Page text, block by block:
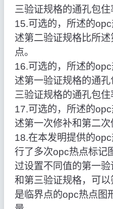
三验证规格的通孔包住
15.可选的，所述的
述第二验证规格比所
点。
16.可选的，所述的
述第一验证规格的通
三验证规格的通孔包住
17.可选的，所述的
述第一次修补和第二次
18.在本发明提供的
行了多次opc热点标记
过设置不同值的第一
和第三验证规格，可
是临界点的opc热点图